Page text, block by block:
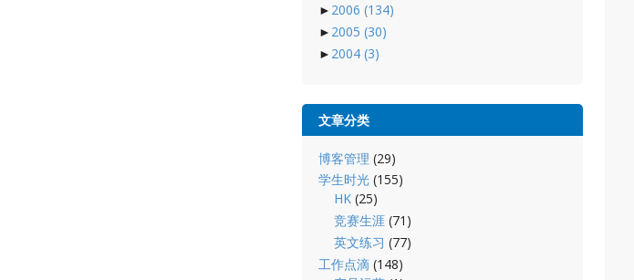
► 2006 (134)
► 2005 (30)
► 2004 (3)
文章分类
博客管理 (29)
学生时光(155)
HK (25)
竞赛生涯 (71)
英文练习 (77)
工作点滴(148)